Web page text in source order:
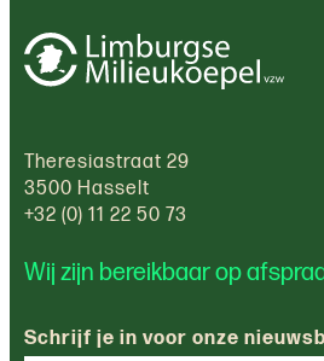
Theresiastraat 29
3500 Hasselt
+32 (0) 11 22 50 73
Wij zijn bereikbaar op
Schrijf je in voor onze